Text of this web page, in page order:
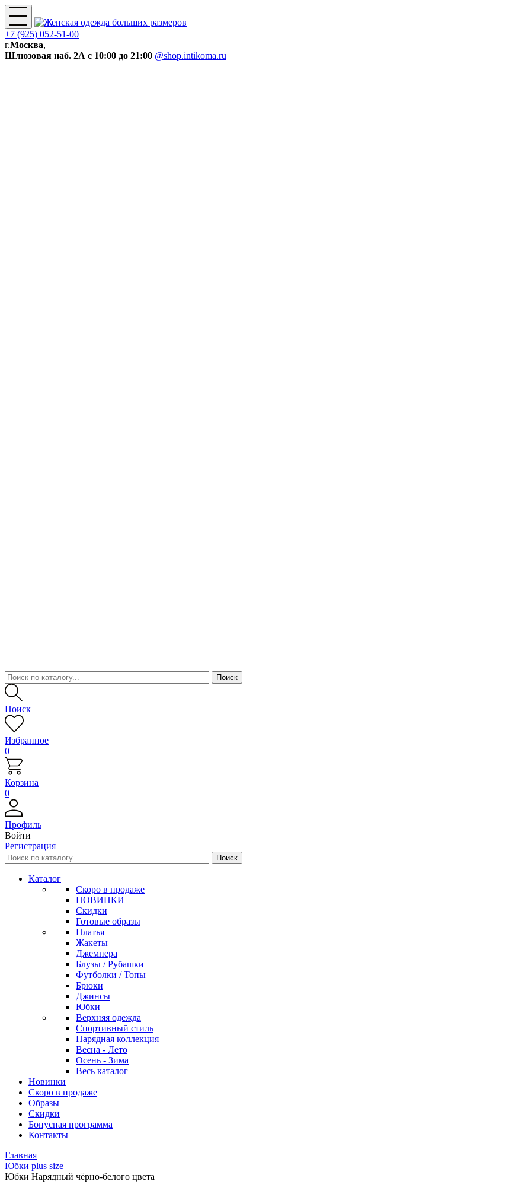
+7 (925) 052-51-00
г.Москва,
Шлюзовая наб. 2А с 10:00 до 21:00 @shop.intikoma.ru
Поиск
Избранное
0
Корзина
0
Профиль
Войти
Регистрация
Каталог
Скоро в продаже
НОВИНКИ
Скидки
Готовые образы
Платья
Жакеты
Джемпера
Блузы / Рубашки
Футболки / Топы
Брюки
Джинсы
Юбки
Верхняя одежда
Спортивный стиль
Нарядная коллекция
Весна - Лето
Осень - Зима
Весь каталог
Новинки
Скоро в продаже
Образы
Скидки
Бонусная программа
Контакты
Главная
Юбки plus size
Юбки Нарядный чёрно-белого цвета